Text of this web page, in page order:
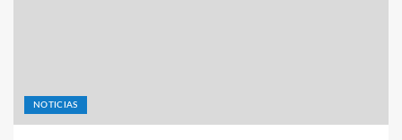
NOTICIAS